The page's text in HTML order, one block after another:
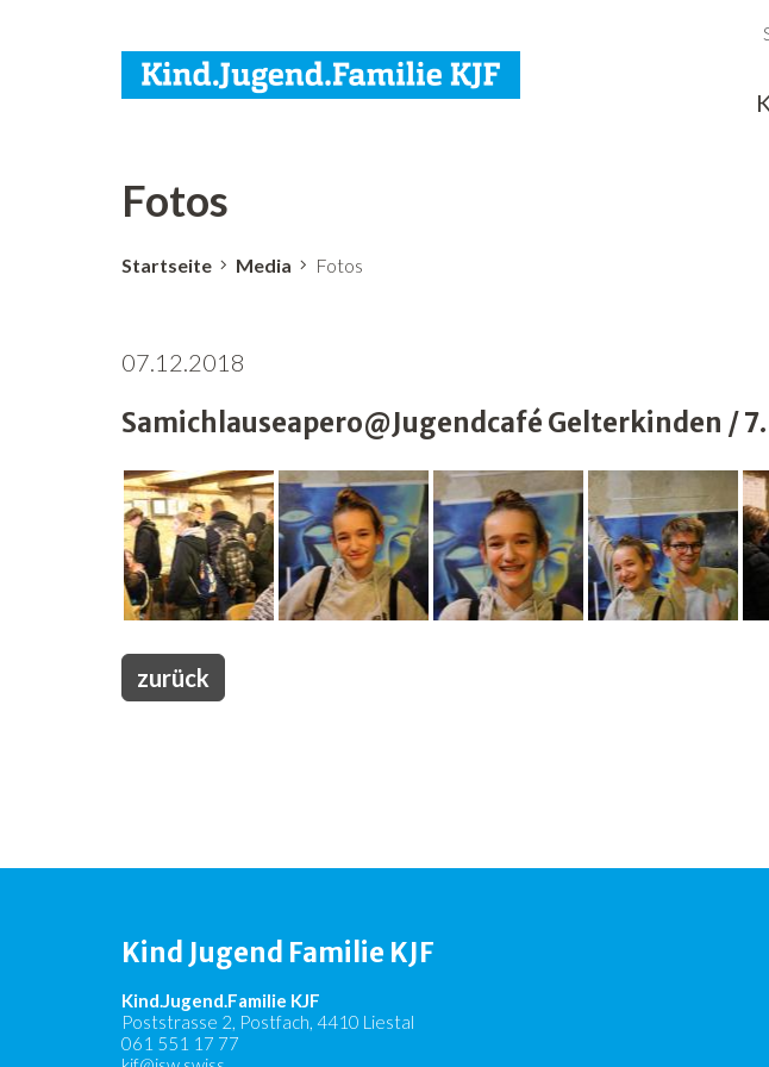
Fotos
Startseite Media Fotos
07.12.2018
Samichlauseapero@Jugendcafé Gelterkinden / 7.
zurück
Kind Jugend Familie KJF
Kind.Jugend.Familie KJF
Poststrasse 2, Postfach, 4410 Liestal
061 551 17 77